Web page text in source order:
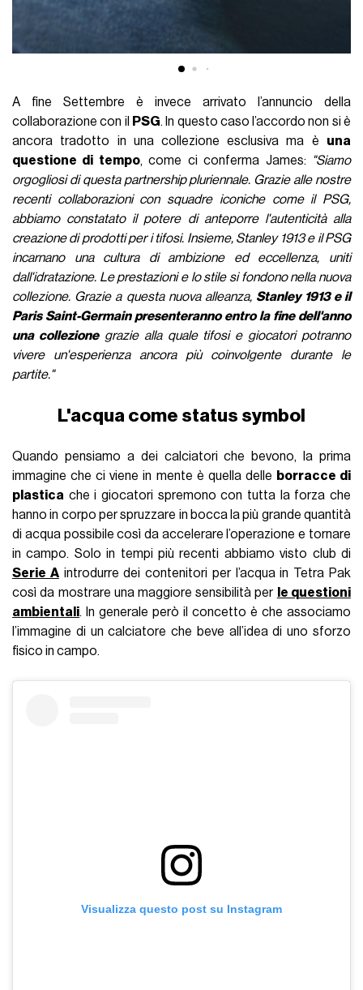
A fine Settembre è invece arrivato l’annuncio della
collaborazione con il
PSG. In questo caso l’accordo non si è
ancora tradotto in una collezione esclusiva ma è una
questione di tempo, come ci conferma James:
"Siamo
orgogliosi di questa partnership pluriennale. Grazie alle nostre
recenti collaborazioni con squadre iconiche come il PSG,
abbiamo constatato il potere di anteporre l'autenticità alla
creazione di prodotti per i tifosi. Insieme, Stanley 1913 e il PSG
incarnano una cultura di ambizione ed eccellenza, uniti
dall'idratazione. Le prestazioni e lo stile si fondono nella nuova
collezione. Grazie a questa nuova alleanza, Stanley 1913 e il
Paris Saint-Germain presenteranno entro la fine dell'anno
una collezionegrazie alla quale tifosi e giocatori potranno
vivere un'esperienza ancora più coinvolgente durante le
partite."
L'acqua come status symbol
Quando pensiamo a dei calciatori che bevono, la prima
immagine che ci viene in mente è quella delle borracce di
plastica che i giocatori spremono con tutta la forza che
hanno in corpo per spruzzare in bocca la più grande quantità
di acqua possibile così da accelerare l’operazione e tornare
in campo. Solo in tempi più recenti abbiamo visto club di
Serie Aintrodurre dei contenitori per l’acqua in Tetra Pak
così da mostrare una maggiore sensibilità per le questioni
ambientali. In generale però il concetto è che associamo
l’immagine di un calciatore che beve all’idea di uno sforzo
fisico in campo.
Visualizza questo post su Instagram